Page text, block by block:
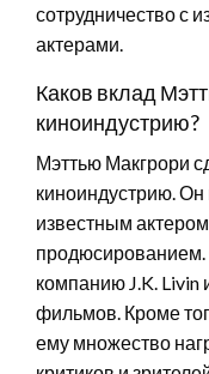
сотрудничество с
актерами.
Каков вклад
киноиндустрию?
Мэттью Макгрори
киноиндустрию. Он
известным
компанию J.K. Livin
фильмов. Кроме
ему множество